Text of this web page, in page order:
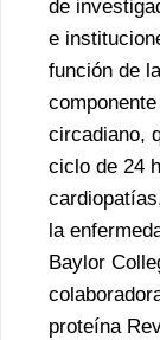
de
e
función de
circadiano,
ciclo de 24
la
Baylor
proteína